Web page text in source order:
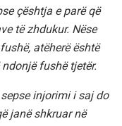
çështja e parë që
të zhdukur. Nëse
atëherë është
fushë tjetër.
injorimi i saj do
janë shkruar në